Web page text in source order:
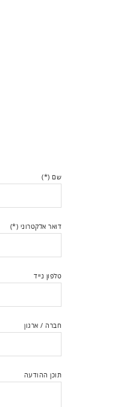
שם (*)
דואר אלקטרוני (*)
טלפון נייד
חברה / ארגון
תוכן ההודעה